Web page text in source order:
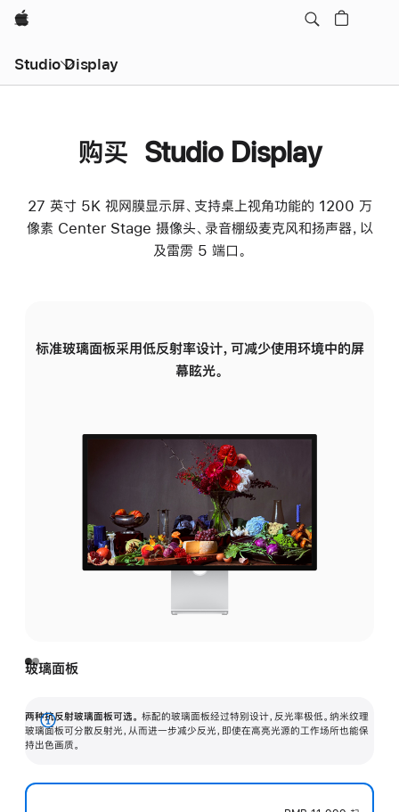
Apple
Studio Display
购买 Studio Display
27 英寸 5K 视网膜显示屏、支持桌上视角功能的 1200 万
像素 Center Stage 摄像头、录音棚级麦克风和扬声器，以
及雷雳 5 端口。
标准玻璃面板采用低反射率设计，可减少使用环境中的屏
幕眩光。
玻璃面板
两种抗反射玻璃面板可选。 标配的玻璃面板经过特别设计，反光率极低。纳米纹理
玻璃面板可分散反射光，从而进一步减少反光，即使在高亮光源的工作场所也能保
持出色画质。
展
开